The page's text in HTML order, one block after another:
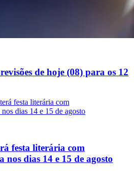
de hoje (08) para os 12
festa literária com
dias 14 e 15 de agosto